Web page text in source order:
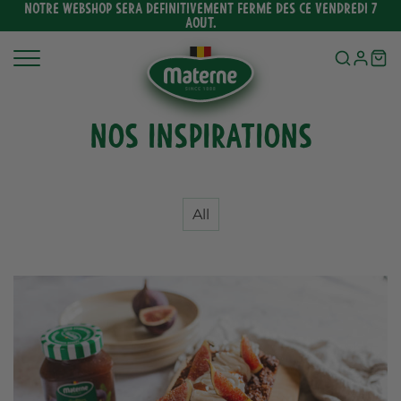
Ignorer
au
NOTRE WEBSHOP SERA DEFINITIVEMENT FERMÉ DES CE VENDREDI 7
AOUT.
Nos inspirations
All